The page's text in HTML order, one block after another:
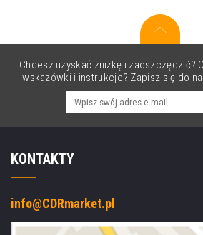
(cyan)
Chcesz uzyskać zniżkę i zaoszczędzić?
wskazówki i instrukcje? Zapisz się do
KONTAKTY
info@CDRmarket.pl